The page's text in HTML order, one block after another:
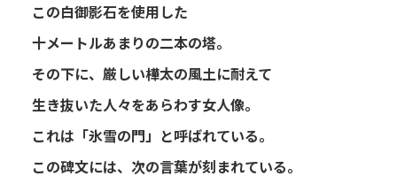
この白御影石を使用した
十メートルあまりの二本の塔。
その下に、厳しい樺太の風土に耐えて
生き抜いた人々をあらわす女人像。
これは「氷雪の門」と呼ばれている。
この碑文には、次の言葉が刻まれている。